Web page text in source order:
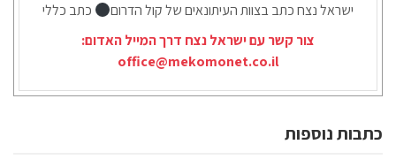
ישראל נצח כתב בצוות העיתונאים של קול הדרום
כתב כללי
צור קשר עם ישראל נצח דרך המייל האדום:
office@mekomonet.co.il
כתבות נוספות